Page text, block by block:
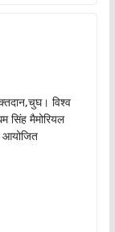
विश्व
सिंह मैमोरियल
आयोजित